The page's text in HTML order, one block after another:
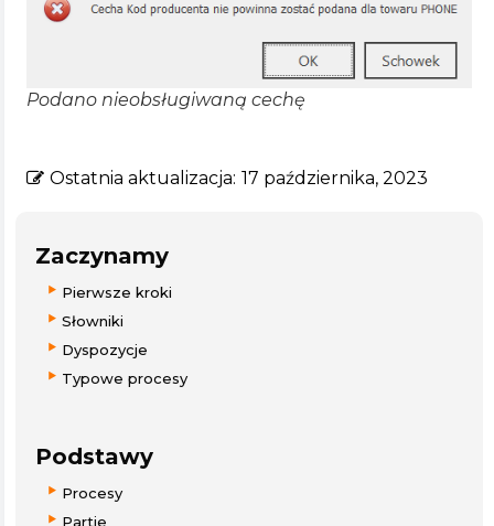
Zaczynamy
Pierwsze kroki
Słowniki
Dyspozycje
Typowe procesy
Podstawy
Procesy
Partie
Podano nieobsługiwaną cechę
Ostatnia aktualizacja: 17 października, 2023